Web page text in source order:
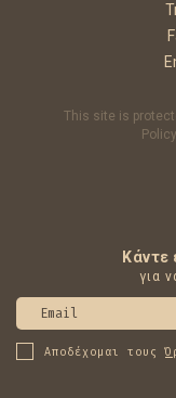
This site is
Policy
Κάντε
για
Αποδέχομαι τους